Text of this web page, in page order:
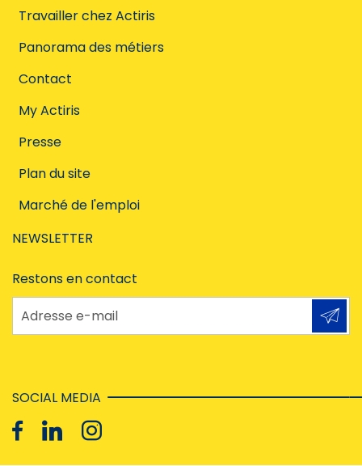
Travailler chez Actiris
Panorama des métiers
Contact
My Actiris
Presse
Plan du site
Marché de l'emploi
NEWSLETTER
Restons en contact
Adresse e-mail
SOCIAL MEDIA